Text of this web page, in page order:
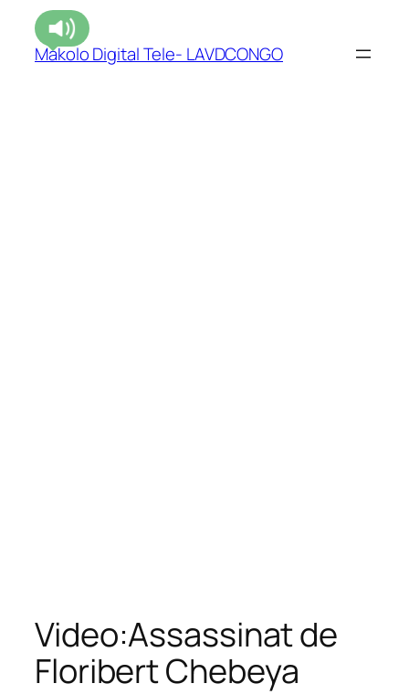
Makolo Digital Tele- LAVDCONGO
Video:Assassinat de
Floribert Chebeya